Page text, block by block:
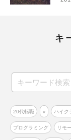
キ
20代転職 v ハイク
プログラミング リモ